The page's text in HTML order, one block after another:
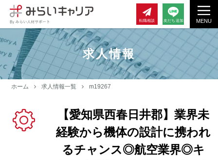
MENU
転職相談 友だち追加
求人情報
ホーム 求人情報一覧 m19267
【愛知県西春日井郡】業界未
経験から機体の設計に携われ
るチャンス◎航空業界◎キ